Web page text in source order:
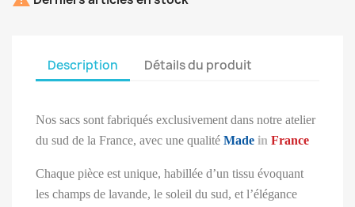
Description Détails du produit
Nos sacs sont fabriqués exclusivement dans notre atelier
du sud de la France, avec une qualité Made in France
Chaque pièce est unique, habillée d’un tissu évoquant
les champs de lavande, le soleil du sud, et l’élégance